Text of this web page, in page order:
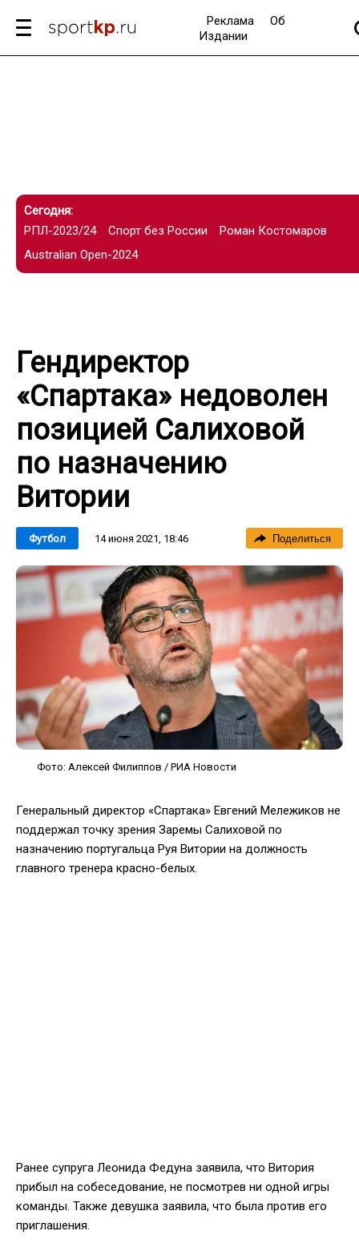
Реклама
Об
Издании
Сегодня:
РПЛ-2023/24
Спорт без России
Роман Костомаров
Australian Open-2024
Гендиректор
«Спартака» недоволен
позицией Салиховой
по назначению
Витории
Футбол 14 июня 2021, 18:46 Поделиться
Фото: Алексей Филиппов / РИА Новости
Генеральный директор «Спартака» Евгений Мележиков не
поддержал точку зрения Заремы Салиховой по
назначению португальца Руя Витории на должность
главного тренера красно-белых.
Ранее супруга Леонида Федуна заявила, что Витория
прибыл на собеседование, не посмотрев ни одной игры
команды. Также девушка заявила, что была против его
приглашения.